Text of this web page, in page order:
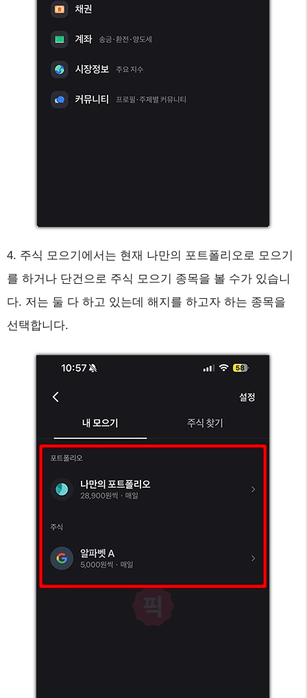
4. 주식 모으기에서는 현재 나만의 포트폴리오로 모으기
를 하거나 단건으로 주식 모으기 종목을 볼 수가 있습니
다. 저는 둘 다 하고 있는데 해지를 하고자 하는 종목을
선택합니다.